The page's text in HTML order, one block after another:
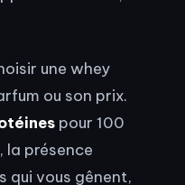
une whey
ou son prix.
pour 100
la présence
qui vous gênent,